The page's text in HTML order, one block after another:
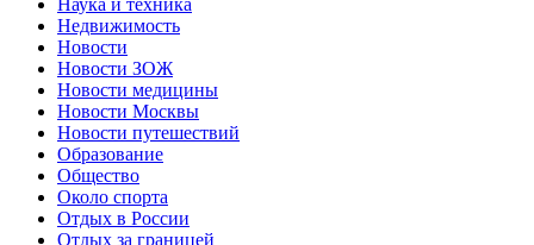
Недвижимость
Новости
Новости ЗОЖ
Новости медицины
Новости Москвы
Новости путешествий
Образование
Общество
Около спорта
Отдых в России
Отдых за границей